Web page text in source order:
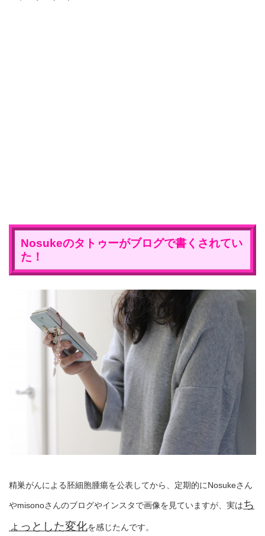
Nosukeのタトゥーがブログで書くされてい
た！
精巣がんによる胚細胞腫瘍を公表してから、定期的にNosukeさん
やmisonoさんのブログやインスタで画像を見ていますが、実はち
ょっとした変化を感じたんです。